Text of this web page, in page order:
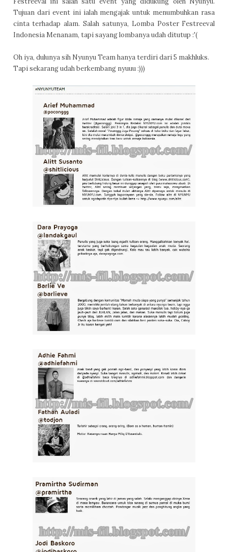
Tujuan dari event ini ialah mengajak untuk menumbuhkan rasa
cinta terhadap alam. Salah satunya, Lomba Poster Festreeval
Indonesia Menanam, tapi sayang lombanya udah ditutup :'(
Oh iya, dulunya sih Nyunyu Team hanya terdiri dari5 makhluks.
Tapi sekarang udah berkembang nyuuu :)))